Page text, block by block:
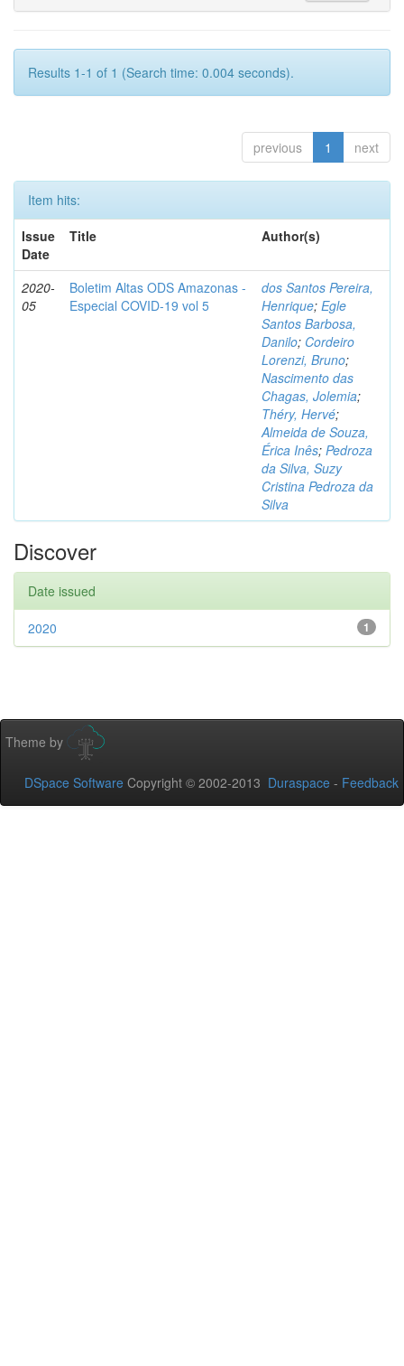
Results 1-1 of 1 (Search time: 0.004 seconds).
previous 1 next
Item hits:
Issue
Date
Title Author(s)
2020-
05
Boletim Altas ODS Amazonas -
Especial COVID-19 vol 5
dos Santos Pereira,
Henrique; Egle
Santos Barbosa,
Danilo; Cordeiro
Lorenzi, Bruno;
Nascimento das
Chagas, Jolemia;
Théry, Hervé;
Almeida de Souza,
Érica Inês; Pedroza
da Silva, Suzy
Cristina Pedroza da
Silva
Discover
Date issued
1
2020
Theme by
DSpace Software Copyright © 2002-2013 Duraspace - Feedback